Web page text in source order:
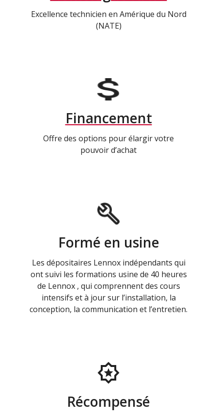
Excellence technicien en Amérique du Nord
(NATE)
Financement
Offre des options pour élargir votre
pouvoir d’achat
Formé en usine
Les dépositaires Lennox indépendants qui
ont suivi les formations usine de 40 heures
de Lennox , qui comprennent des cours
intensifs et à jour sur l’installation, la
conception, la communication et l’entretien.
Récompensé